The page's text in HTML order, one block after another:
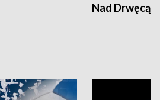
Nad Drwęcą